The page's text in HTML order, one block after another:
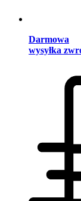
Darmowa
wysyłka